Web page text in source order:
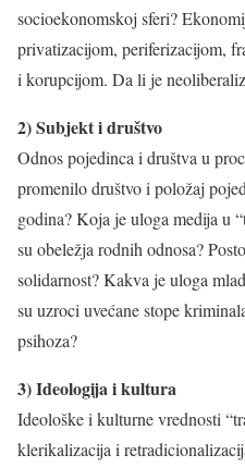
socioekonomskoj sferi?
privatizacijom, periferizacijom,
i korupcijom. Da li je
2) Subjekt i društvo
Odnos pojedinca i društva u
promenilo društvo i položaj
godina? Koja je uloga medija u
su obeležja rodnih odnosa?
solidarnost? Kakva je uloga
su uzroci uvećane stope
psihoza?
3) Ideologija i kultura
Ideološke i kulturne vrednosti
klerikalizacija i